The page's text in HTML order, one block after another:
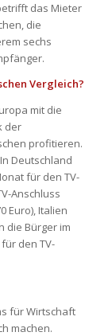
das Mieter
die
sechs
Vergleich?
mit die
der
profitieren.
Deutschland
für den TV-
Anschluss
Euro), Italien
die Bürger im
den TV-
für Wirtschaft
machen.